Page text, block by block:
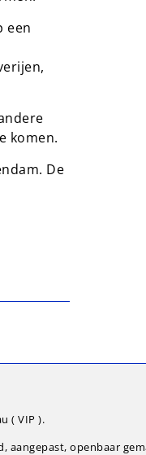
een
komen.
De
( VIP ).
openbaar